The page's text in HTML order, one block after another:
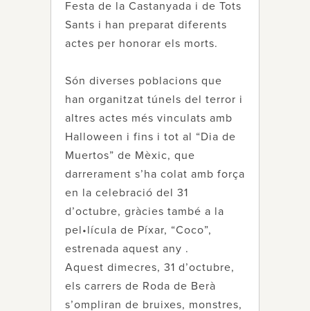
Festa de la Castanyada i de Tots
Sants i han preparat diferents
actes per honorar els morts.
Són diverses poblacions que
han organitzat túnels del terror i
altres actes més vinculats amb
Halloween i fins i tot al “Dia de
Muertos” de Mèxic, que
darrerament s’ha colat amb força
en la celebració del 31
d’octubre, gràcies també a la
pel•lícula de Píxar, “Coco”,
estrenada aquest any .
Aquest dimecres, 31 d’octubre,
els carrers de Roda de Berà
s’ompliran de bruixes, monstres,